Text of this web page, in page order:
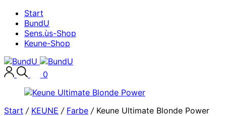
Start
BundU
Sens.ùs-Shop
Keune-Shop
0
Start / KEUNE / Farbe /Keune Ultimate Blonde Power